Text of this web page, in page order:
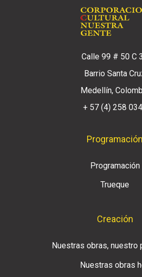
Calle 99 # 50 C
Barrio Santa
Medellín,
+ 57 (4) 258
Programación
Programación
Trueque
Creación
Nuestras obras, nuestro
Nuestras obras